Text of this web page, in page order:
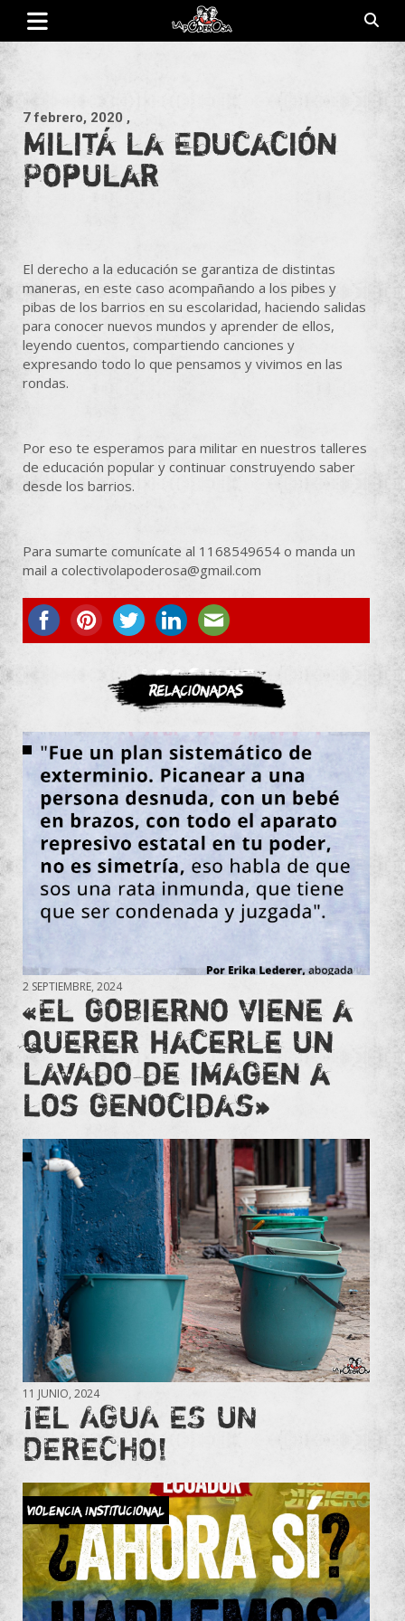
Saltar
contenido
7 febrero, 2020 ,
Militá la Educación
Popular
El derecho a la educación se garantiza de distintas
maneras, en este caso acompañando a los pibes y
pibas de los barrios en su escolaridad, haciendo salidas
para conocer nuevos mundos y aprender de ellos,
leyendo cuentos, compartiendo canciones y
expresando todo lo que pensamos y vivimos en las
rondas.
Por eso te esperamos para militar en nuestros talleres
de educación popular y continuar construyendo saber
desde los barrios.
Para sumarte comunícate al 1168549654 o manda un
mail a colectivolapoderosa@gmail.com
ASOCIATE
Relacionadas
2 SEPTIEMBRE, 2024
«El gobierno viene a
querer hacerle un
lavado de imagen a
los genocidas»
11 JUNIO, 2024
¡EL AGUA ES UN
DERECHO!
Violencia Institucional